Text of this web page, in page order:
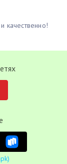
качественно!